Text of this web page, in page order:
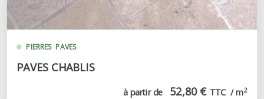
PIERRES PAVES
PAVES CHABLIS
à partir de 52,80 € TTC  / m2